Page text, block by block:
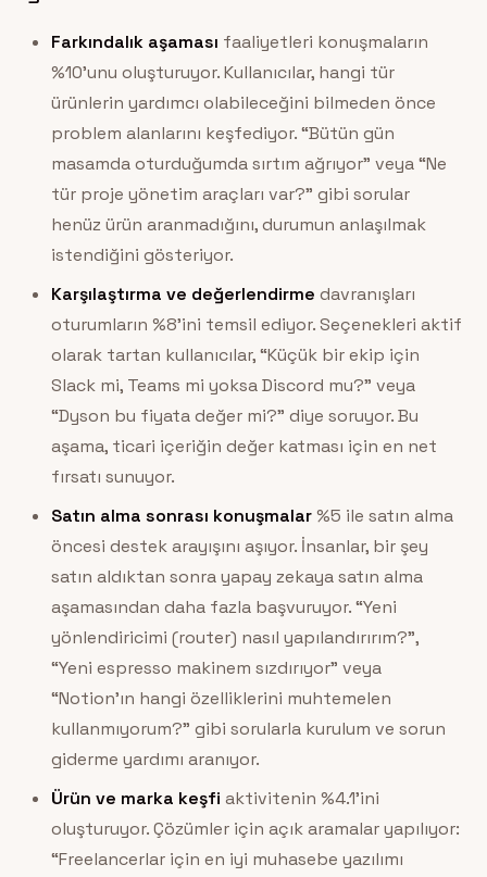
Farkındalık aşaması faaliyetleri konuşmaların
%10’unu oluşturuyor. Kullanıcılar, hangi tür
ürünlerin yardımcı olabileceğini bilmeden önce
problem alanlarını keşfediyor. “Bütün gün
masamda oturduğumda sırtım ağrıyor” veya “Ne
tür proje yönetim araçları var?” gibi sorular
henüz ürün aranmadığını, durumun anlaşılmak
istendiğini gösteriyor.
Karşılaştırma ve değerlendirme davranışları
oturumların %8’ini temsil ediyor. Seçenekleri aktif
olarak tartan kullanıcılar, “Küçük bir ekip için
Slack mi, Teams mi yoksa Discord mu?” veya
“Dyson bu fiyata değer mi?” diye soruyor. Bu
aşama, ticari içeriğin değer katması için en net
fırsatı sunuyor.
Satın alma sonrası konuşmalar%5 ile satın alma
öncesi destek arayışını aşıyor. İnsanlar, bir şey
satın aldıktan sonra yapay zekaya satın alma
aşamasından daha fazla başvuruyor. “Yeni
yönlendiricimi (router) nasıl yapılandırırım?”,
“Yeni espresso makinem sızdırıyor” veya
“Notion’ın hangi özelliklerini muhtemelen
kullanmıyorum?” gibi sorularla kurulum ve sorun
giderme yardımı aranıyor.
Ürün ve marka keşfi aktivitenin %4.1’ini
oluşturuyor. Çözümler için açık aramalar yapılıyor:
“Freelancerlar için en iyi muhasebe yazılımı